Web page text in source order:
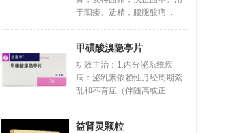
于阳痿、遗精，腰腿酸痛...
甲磺酸溴隐亭片
功效主治：1.内分泌系统疾
病：泌乳素依赖性月经周期紊
乱和不育症（伴随高或正...
益肾灵颗粒